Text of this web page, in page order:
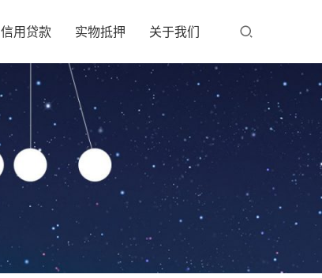
信用贷款 实物抵押 关于我们